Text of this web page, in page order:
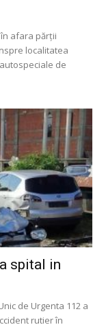
afara părții
localitatea
de
spital in
de Urgenta 112 a
rutier în